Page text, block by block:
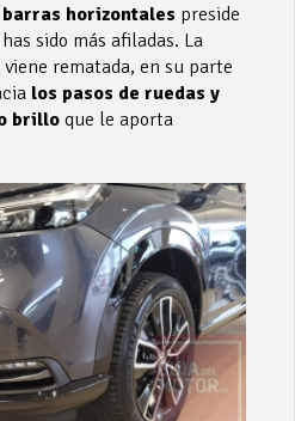
horizontales preside
sido más afiladas. La
rematada, en su parte
los pasos de ruedas y
brillo que le aporta